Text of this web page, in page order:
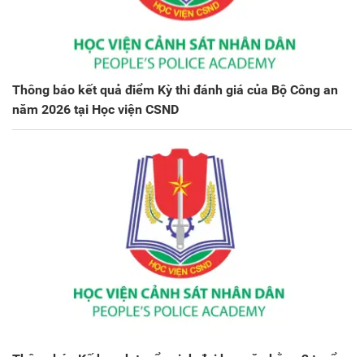
Thông báo kết quả điểm Kỳ thi đánh giá của Bộ Công an
năm 2026 tại Học viện CSND